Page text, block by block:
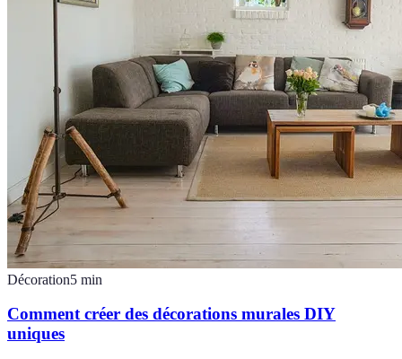
Décoration5 min
Comment créer des décorations murales DIY
uniques